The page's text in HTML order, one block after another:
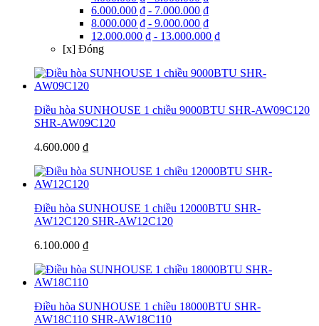
6.000.000 ₫ - 7.000.000 ₫
8.000.000 ₫ - 9.000.000 ₫
12.000.000 ₫ - 13.000.000 ₫
[x] Đóng
Điều hòa SUNHOUSE 1 chiều 9000BTU SHR-AW09C120
SHR-AW09C120
4.600.000 ₫
Điều hòa SUNHOUSE 1 chiều 12000BTU SHR-
AW12C120 SHR-AW12C120
6.100.000 ₫
Điều hòa SUNHOUSE 1 chiều 18000BTU SHR-
AW18C110 SHR-AW18C110